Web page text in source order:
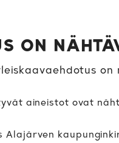
ON
aineistot ovat
Alajärven